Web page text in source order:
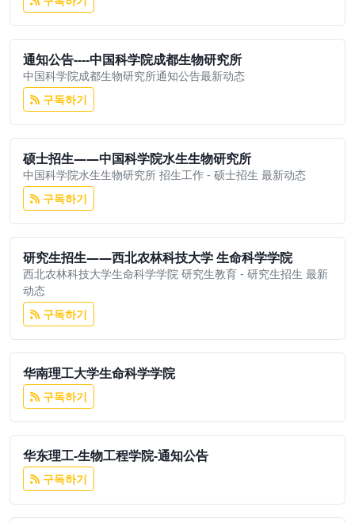
通知公告----中国科学院成都生物研究所
中国科学院成都生物研究所通知公告最新动态
구독하기
硕士招生——中国科学院水生生物研究所
中国科学院水生生物研究所 招生工作 - 硕士招生 最新动态
구독하기
研究生招生——西北农林科技大学 生命科学学院
西北农林科技大学生命科学学院 研究生教育 - 研究生招生 最新
动态
구독하기
华南理工大学生命科学学院
구독하기
华东理工-生物工程学院-通知公告
구독하기